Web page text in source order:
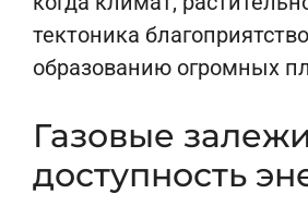
тектоника
образованию огромных
Газовые
доступность